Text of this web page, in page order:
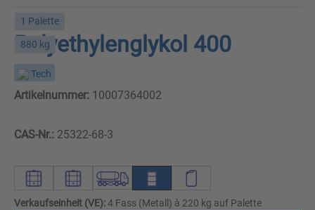
1 Palette
880 kg
Polyethylenglykol 400
Tech
Artikelnummer: 10007364002
CAS-Nr.: 25322-68-3
Verkaufseinheit (VE):4 Fass (Metall) à 220 kg auf Palette